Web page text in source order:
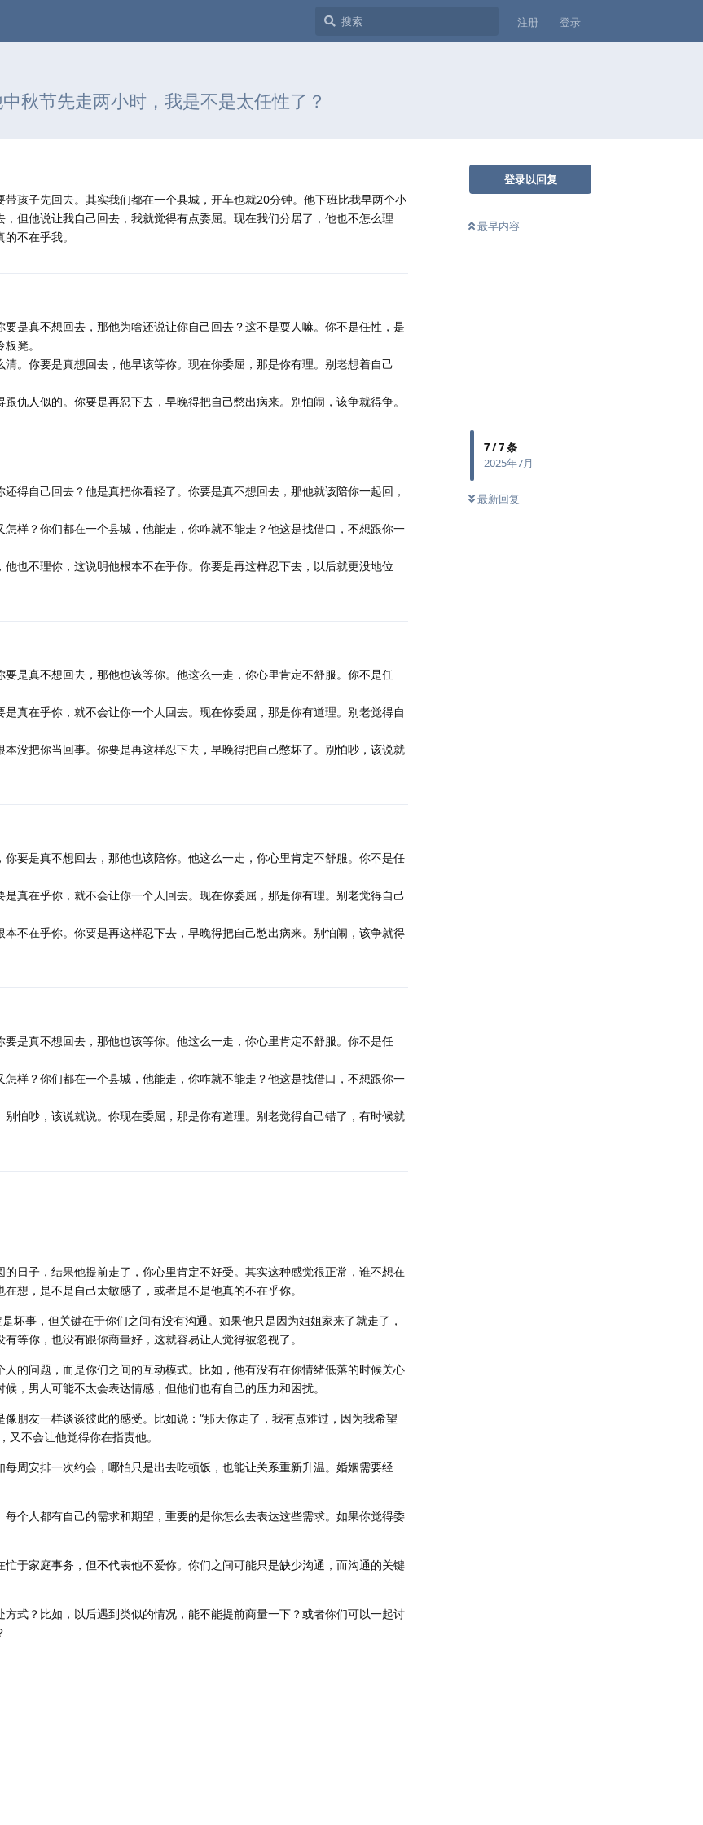
注册 登录
秋节先走两小时，我是不是太任性了？
登录以回复
最早内容
7/7条
2025年7月
最新回复
孩子先回去。其实我们都在一个县城，开车也就20分钟。他下班比我早两个小
但他说让我自己回去，我就觉得有点委屈。现在我们分居了，他也不怎么理
不在乎我。
是真不想回去，那他为啥还说让你自己回去？这不是耍人嘛。你不是任性，是
凳。
。你要是真想回去，他早该等你。现在你委屈，那是你有理。别老想着自己
仇人似的。你要是再忍下去，早晚得把自己憋出病来。别怕闹，该争就得争。
得自己回去？他是真把你看轻了。你要是真不想回去，那他就该陪你一起回，
样？你们都在一个县城，他能走，你咋就不能走？他这是找借口，不想跟你一
也不理你，这说明他根本不在乎你。你要是再这样忍下去，以后就更没地位
是真不想回去，那他也该等你。他这么一走，你心里肯定不舒服。你不是任
真在乎你，就不会让你一个人回去。现在你委屈，那是你有道理。别老觉得自
没把你当回事。你要是再这样忍下去，早晚得把自己憋坏了。别怕吵，该说就
要是真不想回去，那他也该陪你。他这么一走，你心里肯定不舒服。你不是任
真在乎你，就不会让你一个人回去。现在你委屈，那是你有理。别老觉得自己
不在乎你。你要是再这样忍下去，早晚得把自己憋出病来。别怕闹，该争就得
是真不想回去，那他也该等你。他这么一走，你心里肯定不舒服。你不是任
样？你们都在一个县城，他能走，你咋就不能走？他这是找借口，不想跟你一
怕吵，该说就说。你现在委屈，那是你有道理。别老觉得自己错了，有时候就
日子，结果他提前走了，你心里肯定不好受。其实这种感觉很正常，谁不想在
想，是不是自己太敏感了，或者是不是他真的不在乎你。
坏事，但关键在于你们之间有没有沟通。如果他只是因为姐姐家来了就走了，
等你，也没有跟你商量好，这就容易让人觉得被忽视了。
的问题，而是你们之间的互动模式。比如，他有没有在你情绪低落的时候关心
，男人可能不太会表达情感，但他们也有自己的压力和困扰。
朋友一样谈谈彼此的感受。比如说：“那天你走了，我有点难过，因为我希望
又不会让他觉得你在指责他。
周安排一次约会，哪怕只是出去吃顿饭，也能让关系重新升温。婚姻需要经
个人都有自己的需求和期望，重要的是你怎么去表达这些需求。如果你觉得委
于家庭事务，但不代表他不爱你。你们之间可能只是缺少沟通，而沟通的关键
式？比如，以后遇到类似的情况，能不能提前商量一下？或者你们可以一起讨